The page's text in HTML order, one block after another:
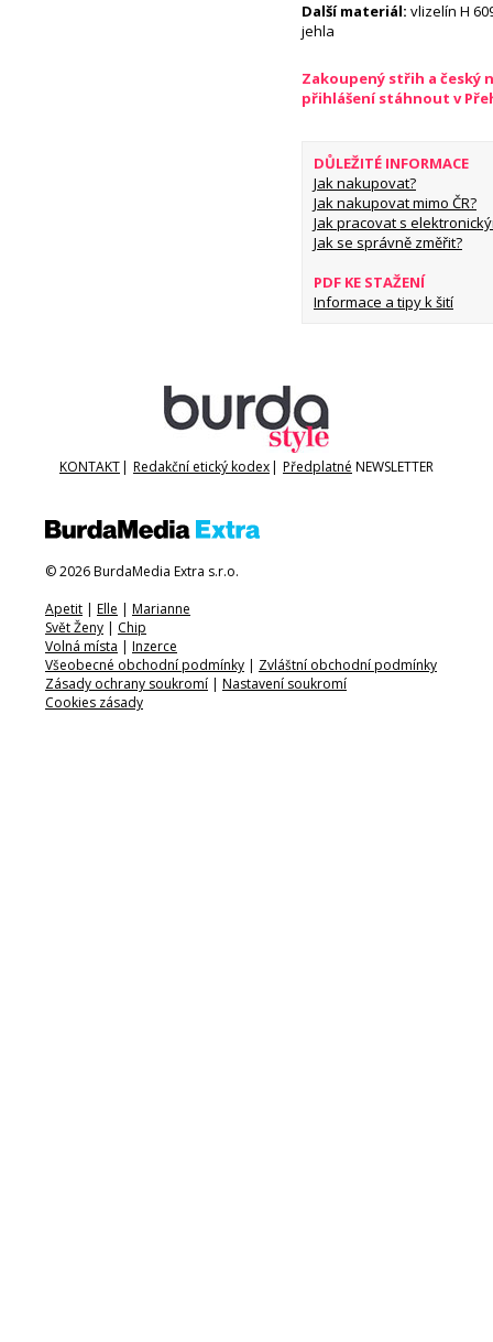
Další materiál: vlizelín H
jehla
Zakoupený střih a český
přihlášení stáhnout v
DŮLEŽITÉ INFORMACE
Jak nakupovat?
Jak nakupovat mimo ČR?
Jak pracovat s
Jak se správně změřit?
PDF KE STAŽENÍ
Informace a tipy k šití
KONTAKT| Redakční etický kodex| Předplatné NEWSLETTER
© 2026 BurdaMedia Extra s.r.o.
Apetit | Elle | Marianne
Svět Ženy | Chip
Volná místa | Inzerce
Všeobecné obchodní podmínky | Zvláštní obchodní podmínky
Zásady ochrany soukromí | Nastavení soukromí
Cookies zásady